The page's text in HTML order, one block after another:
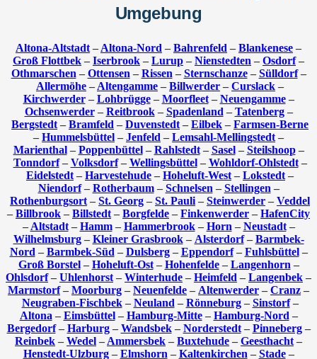
Umgebung
Altona-Altstadt – Altona-Nord – Bahrenfeld – Blankenese –
Groß Flottbek – Iserbrook – Lurup – Nienstedten – Osdorf–
Othmarschen – Ottensen – Rissen – Sternschanze– Sülldorf–
Allermöhe – Altengamme – Billwerder – Curslack –
Kirchwerder– Lohbrügge– Moorfleet– Neuengamme–
Ochsenwerder– Reitbrook– Spadenland – Tatenberg–
Bergstedt – Bramfeld – Duvenstedt – Eilbek – Farmsen-Berne
– Hummelsbüttel – Jenfeld – Lemsahl-Mellingstedt –
Marienthal– Poppenbüttel– Rahlstedt– Sasel– Steilshoop–
Tonndorf– Volksdorf– Wellingsbüttel– Wohldorf-Ohlstedt–
Eidelstedt – Harvestehude – Hoheluft-West – Lokstedt –
Niendorf– Rotherbaum– Schnelsen – Stellingen –
Rothenburgsort – St. Georg – St. Pauli – Steinwerder – Veddel
– Billbrook – Billstedt – Borgfelde – Finkenwerder – HafenCity
– Altstadt– Hamm– Hammerbrook– Horn – Neustadt–
Wilhelmsburg– Kleiner Grasbrook– Alsterdorf– Barmbek-
Nord – Barmbek-Süd – Dulsberg– Eppendorf– Fuhlsbüttel–
Groß Borstel– Hoheluft-Ost– Hohenfelde– Langenhorn –
Ohlsdorf– Uhlenhorst – Winterhude – Heimfeld – Langenbek –
Marmstorf– Moorburg – Neuenfelde – Altenwerder – Cranz –
Neugraben-Fischbek– Neuland – Rönneburg– Sinstorf–
Altona – Eimsbüttel– Hamburg-Mitte– Hamburg-Nord –
Bergedorf– Harburg– Wandsbek– Norderstedt– Pinneberg–
Reinbek – Wedel – Ammersbek – Buxtehude – Geesthacht –
Henstedt-Ulzburg– Elmshorn – Kaltenkirchen – Stade–